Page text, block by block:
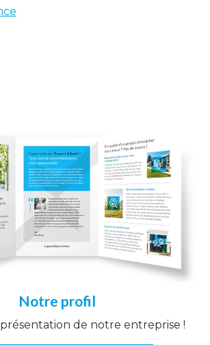
Notre profil
de notre entreprise !